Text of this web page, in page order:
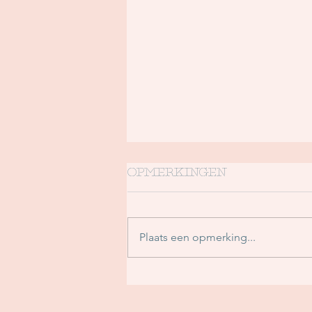
Opmerkingen
Plaats een opmerking...